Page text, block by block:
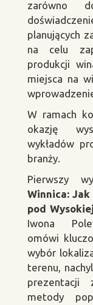
zarówno
planujących
na celu
produkcji
miejsca na
W ramach
okazję
wykładów
branży.
Pierwszy
Winnica:
pod
Iwona
omówi
wybór
terenu,
prezentacji
metody